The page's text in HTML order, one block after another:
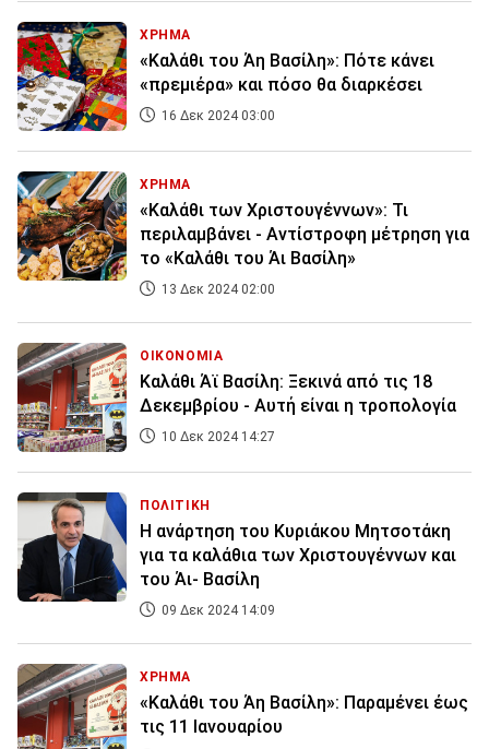
ΧΡΗΜΑ
«Καλάθι του Άη Βασίλη»: Πότε κάνει
«πρεμιέρα» και πόσο θα διαρκέσει
16 Δεκ 2024 03:00
ΧΡΗΜΑ
«Καλάθι των Χριστουγέννων»: Τι
περιλαμβάνει - Αντίστροφη μέτρηση για
το «Καλάθι του Άι Βασίλη»
13 Δεκ 2024 02:00
ΟΙΚΟΝΟΜΙΑ
Καλάθι Άϊ Βασίλη: Ξεκινά από τις 18
Δεκεμβρίου - Αυτή είναι η τροπολογία
10 Δεκ 2024 14:27
ΠΟΛΙΤΙΚΗ
Η ανάρτηση του Κυριάκου Μητσοτάκη
για τα καλάθια των Χριστουγέννων και
του Άι- Βασίλη
09 Δεκ 2024 14:09
ΧΡΗΜΑ
«Καλάθι του Άη Βασίλη»: Παραμένει έως
τις 11 Ιανουαρίου